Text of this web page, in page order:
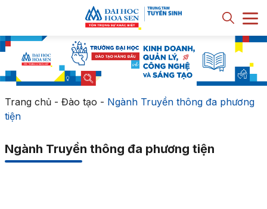
Trang chủ- Đào tạo - Ngành Truyền thông đa phương
tiện
Ngành Truyền thông đa phương tiện